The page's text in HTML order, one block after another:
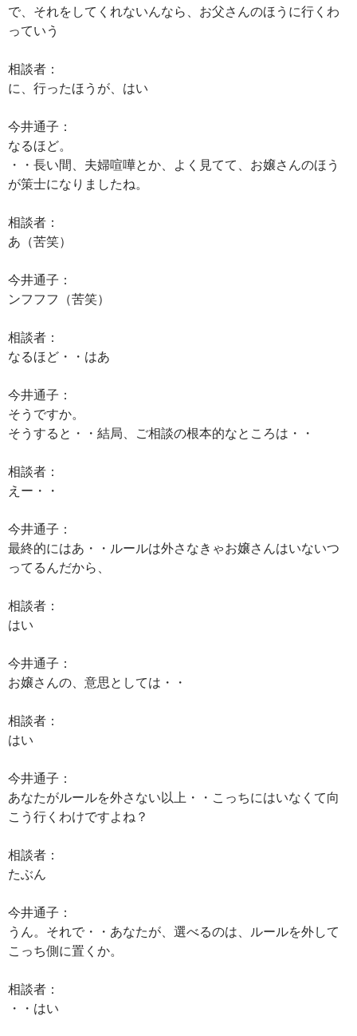
で、それをしてくれないんなら、お父さんのほうに行くわ
っていう
相談者：
に、行ったほうが、はい
今井通子：
なるほど。
・・長い間、夫婦喧嘩とか、よく見てて、お嬢さんのほう
が策士になりましたね。
相談者：
あ（苦笑）
今井通子：
ンフフフ（苦笑）
相談者：
なるほど・・はあ
今井通子：
そうですか。
そうすると・・結局、ご相談の根本的なところは・・
相談者：
えー・・
今井通子：
最終的にはあ・・ルールは外さなきゃお嬢さんはいないつ
ってるんだから、
相談者：
はい
今井通子：
お嬢さんの、意思としては・・
相談者：
はい
今井通子：
あなたがルールを外さない以上・・こっちにはいなくて向
こう行くわけですよね？
相談者：
たぶん
今井通子：
うん。それで・・あなたが、選べるのは、ルールを外して
こっち側に置くか。
相談者：
・・はい